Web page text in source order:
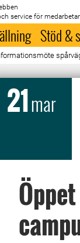
service för
Stöd &
21mar